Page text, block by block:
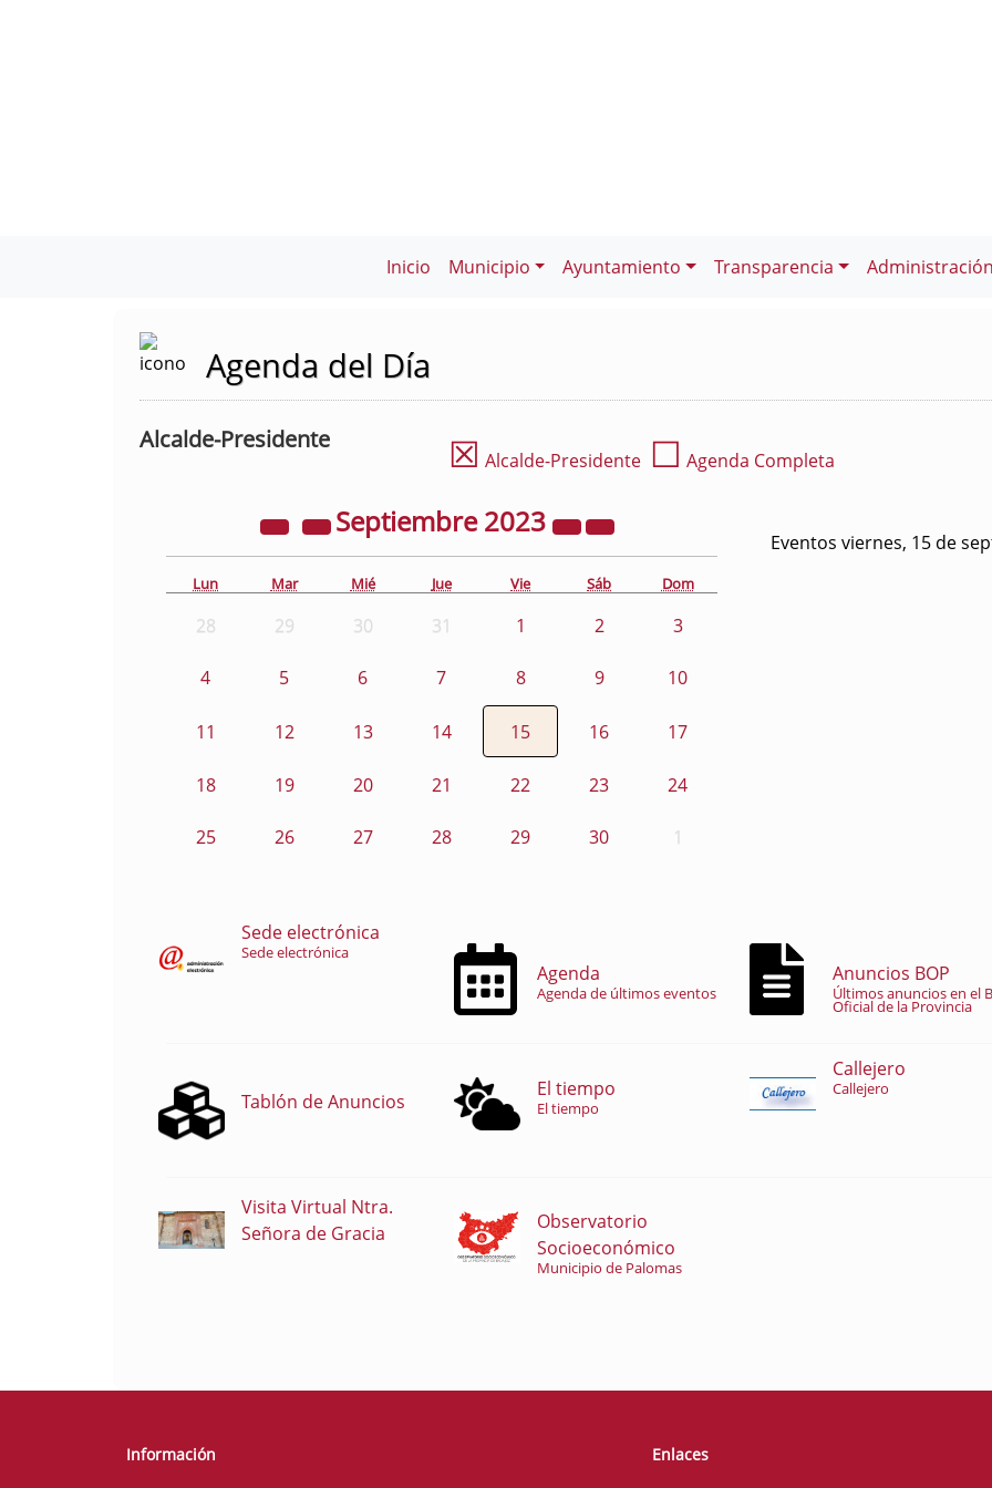
Inicio Municipio Ayuntamiento Transparencia
Agenda del Día
Alcalde-Presidente ☒ Alcalde-Presidente ☐ Agenda Completa
Septiembre2023
Lun Mar Mié Jue Vie Sáb Dom
28 29 30 31 1 2 3
4 5 6 7 8 9 10
11 12 13 14 15 16 17
18 19 20 21 22 23 24
25 26 27 28 29 30 1
Eventos viernes, 15 de
Sede electrónica
Sede electrónica
Agenda
Agenda de últimos eventos
Anuncios BOP
Últimos anuncios en el
Oficial de la Provincia
Tablón de Anuncios
El tiempo
El tiempo
Callejero
Callejero
Visita Virtual Ntra.
Señora de Gracia
Observatorio
Socioeconómico
Municipio de Palomas
Información Enlaces